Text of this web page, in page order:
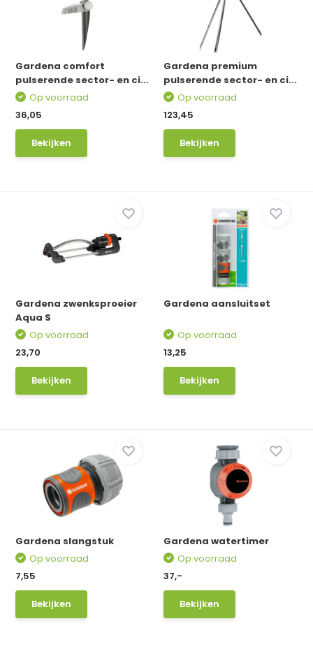
Gardena comfort
pulserende sector- en ci...
Op voorraad
36,05
Bekijken
Gardena premium
pulserende sector- en ci...
Op voorraad
123,45
Bekijken
Gardena zwenksproeier
Aqua S
Op voorraad
23,70
Bekijken
Gardena aansluitset
Op voorraad
13,25
Bekijken
Gardena slangstuk
Op voorraad
7,55
Bekijken
Gardena watertimer
Op voorraad
37,-
Bekijken